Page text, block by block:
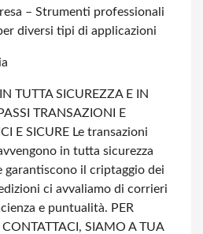
– Strumenti professionali
diversi tipi di applicazioni
TUTTA SICUREZZA E IN
TRANSAZIONI E
E SICURE Le transazioni
in tutta sicurezza
garantiscono il criptaggio dei
ci avvaliamo di corrieri
e puntualità. PER
SIAMO A TUA